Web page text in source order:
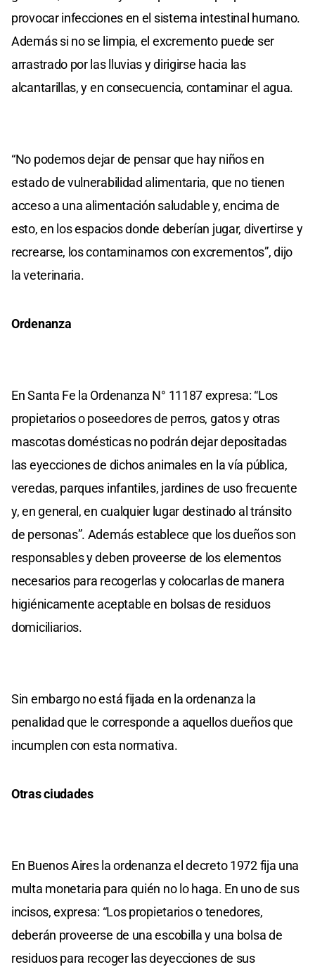
provocar infecciones en el sistema intestinal humano.
Además si no se limpia, el excremento puede ser
arrastrado por las lluvias y dirigirse hacia las
alcantarillas, y en consecuencia, contaminar el agua.
“No podemos dejar de pensar que hay niños en
estado de vulnerabilidad alimentaria, que no tienen
acceso a una alimentación saludable y, encima de
esto, en los espacios donde deberían jugar, divertirse y
recrearse, los contaminamos con excrementos”, dijo
la veterinaria.
Ordenanza
En Santa Fe la Ordenanza N° 11187 expresa: “Los
propietarios o poseedores de perros, gatos y otras
mascotas domésticas no podrán dejar depositadas
las eyecciones de dichos animales en la vía pública,
veredas, parques infantiles, jardines de uso frecuente
y, en general, en cualquier lugar destinado al tránsito
de personas”. Además establece que los dueños son
responsables y deben proveerse de los elementos
necesarios para recogerlas y colocarlas de manera
higiénicamente aceptable en bolsas de residuos
domiciliarios.
Sin embargo no está fijada en la ordenanza la
penalidad que le corresponde a aquellos dueños que
incumplen con esta normativa.
Otras ciudades
En Buenos Aires la ordenanza el decreto 1972 fija una
multa monetaria para quién no lo haga. En uno de sus
incisos, expresa: “Los propietarios o tenedores,
deberán proveerse de una escobilla y una bolsa de
residuos para recoger las deyecciones de sus